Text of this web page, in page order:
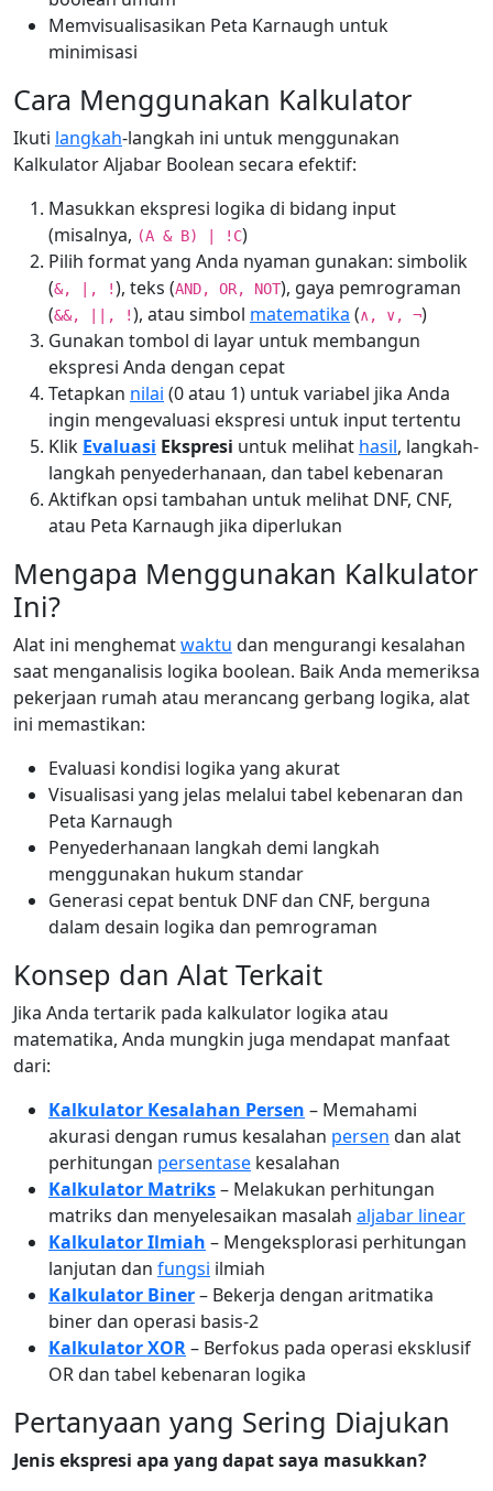
Memvisualisasikan Peta Karnaugh untuk
minimisasi
Cara Menggunakan Kalkulator
Ikuti langkah-langkah ini untuk menggunakan
Kalkulator Aljabar Boolean secara efektif:
Masukkan ekspresi logika di bidang input
(misalnya, (A & B) | !C)
Pilih format yang Anda nyaman gunakan: simbolik
(&, |, !), teks (AND, OR, NOT), gaya pemrograman
(&&, ||, !), atau simbol matematika (∧, ∨, ¬)
Gunakan tombol di layar untuk membangun
ekspresi Anda dengan cepat
Tetapkan nilai (0 atau 1) untuk variabel jika Anda
ingin mengevaluasi ekspresi untuk input tertentu
Klik Evaluasi Ekspresi untuk melihat hasil, langkah-
langkah penyederhanaan, dan tabel kebenaran
Aktifkan opsi tambahan untuk melihat DNF, CNF,
atau Peta Karnaugh jika diperlukan
Mengapa Menggunakan Kalkulator
Ini?
Alat ini menghematwaktu dan mengurangi kesalahan
saat menganalisis logika boolean. Baik Anda memeriksa
pekerjaan rumah atau merancang gerbang logika, alat
ini memastikan:
Evaluasi kondisi logika yang akurat
Visualisasi yang jelas melalui tabel kebenaran dan
Peta Karnaugh
Penyederhanaan langkah demi langkah
menggunakan hukum standar
Generasi cepat bentuk DNF dan CNF, berguna
dalam desain logika dan pemrograman
Konsep dan Alat Terkait
Jika Anda tertarik pada kalkulator logika atau
matematika, Anda mungkin juga mendapat manfaat
dari:
Kalkulator Kesalahan Persen – Memahami
akurasi dengan rumus kesalahan persen dan alat
perhitungan persentase kesalahan
Kalkulator Matriks– Melakukan perhitungan
matriks dan menyelesaikan masalah aljabar linear
Kalkulator Ilmiah – Mengeksplorasi perhitungan
lanjutan dan fungsi ilmiah
Kalkulator Biner– Bekerja dengan aritmatika
biner dan operasi basis-2
Kalkulator XOR– Berfokus pada operasi eksklusif
OR dan tabel kebenaran logika
Pertanyaan yang Sering Diajukan
Jenis ekspresi apa yang dapat saya masukkan?